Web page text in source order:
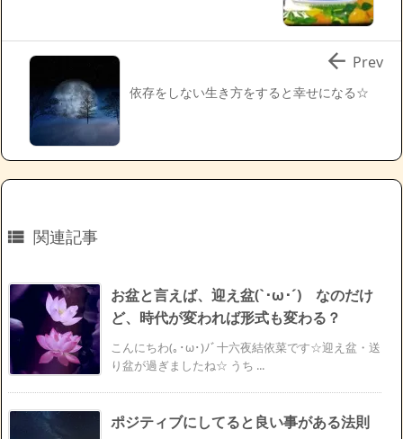
依存をしない生き方をすると幸せになる☆
 Prev
 関連記事
お盆と言えば、迎え盆(`･ω･´)ゞなのだけ
ど、時代が変われば形式も変わる？
こんにちわ(｡･ω･)ﾉﾞ十六夜結依菜です☆迎え盆・送
り盆が過ぎましたね☆ うち ...
ポジティブにしてると良い事がある法則